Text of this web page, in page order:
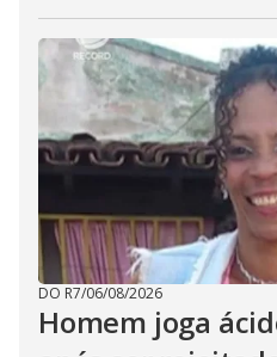
DO R7/06/08/2026
Homem joga